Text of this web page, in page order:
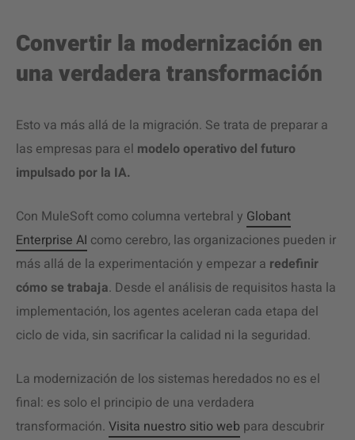
Convertir la modernización en
una verdadera transformación
Esto va más allá de la migración. Se trata de preparar a
las empresas para el modelo operativo del futuro
impulsado por la IA.
Con MuleSoft como columna vertebral y Globant
Enterprise AI como cerebro, las organizaciones pueden ir
más allá de la experimentación y empezar a redefinir
cómo se trabaja. Desde el análisis de requisitos hasta la
implementación, los agentes aceleran cada etapa del
ciclo de vida, sin sacrificar la calidad ni la seguridad.
La modernización de los sistemas heredados no es el
final: es solo el principio de una verdadera
transformación. Visita nuestro sitio web para descubrir